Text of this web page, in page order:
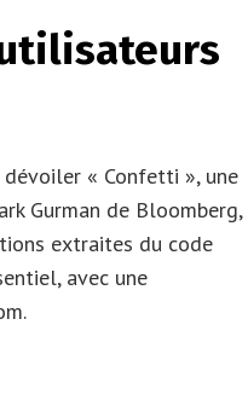
dévoiler « Confetti », une
Gurman de Bloomberg,
extraites du code
avec une